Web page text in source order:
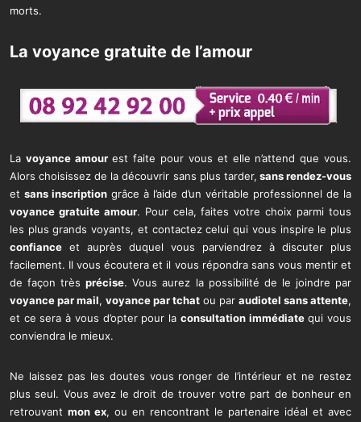
morts.
La voyance gratuite de l’amour
La voyance amourest faite pour vous et elle n’attend que vous.
Alors choisissez de la découvrir sans plus tarder, sans rendez-vous
et sans inscription grâce à l’aide d’un véritable professionnel de la
voyance gratuite amour. Pour cela, faites votre choix parmi tous
les plus grands voyants, et contactez celui qui vous inspire le plus
confiance et auprès duquel vous parviendrez à discuter plus
facilement. Il vous écoutera et il vous répondra sans vous mentir et
de façon trèsprécise. Vous aurez la possibilité de le joindre par
voyance par mail, voyance par tchat ou par audiotel sans attente,
et ce sera à vous d’opter pour la consultation immédiatequi vous
conviendra le mieux.
Ne laissez pas les doutes vous ronger de l’intérieur et ne restez
plus seul. Vous avez le droit de trouver votre part de bonheur en
retrouvant mon ex, ou en rencontrant le partenaire idéal et avec